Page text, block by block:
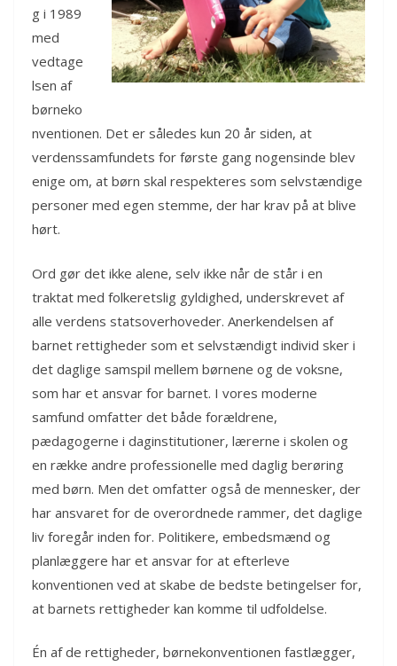
g i 1989
med
vedtage
lsen af
børneko
nventionen. Det er således kun 20 år siden, at
verdenssamfundets for første gang nogensinde blev
enige om, at børn skal respekteres som selvstændige
personer med egen stemme, der har krav på at blive
hørt.
Ord gør det ikke alene, selv ikke når de står i en
traktat med folkeretslig gyldighed, underskrevet af
alle verdens statsoverhoveder. Anerkendelsen af
barnet rettigheder som et selvstændigt individ sker i
det daglige samspil mellem børnene og de voksne,
som har et ansvar for barnet. I vores moderne
samfund omfatter det både forældrene,
pædagogerne i daginstitutioner, lærerne i skolen og
en række andre professionelle med daglig berøring
med børn. Men det omfatter også de mennesker, der
har ansvaret for de overordnede rammer, det daglige
liv foregår inden for. Politikere, embedsmænd og
planlæggere har et ansvar for at efterleve
konventionen ved at skabe de bedste betingelser for,
at barnets rettigheder kan komme til udfoldelse.
Én af de rettigheder, børnekonventionen fastlægger,